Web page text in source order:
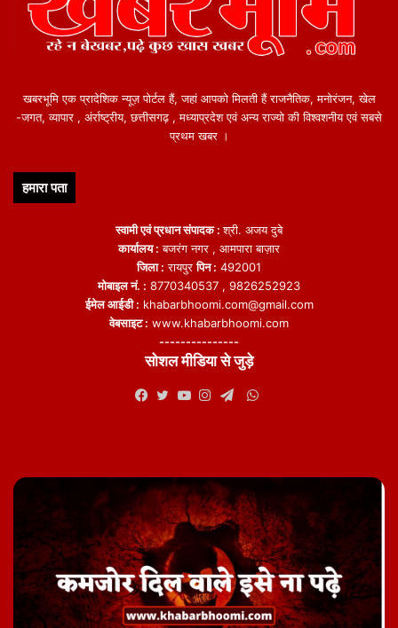
खबरभूमि एक प्रादेशिक न्यूज़ पोर्टल हैं, जहां आपको मिलती हैं राजनैतिक, मनोरंजन, खेल
-जगत, व्यापार , अंर्राष्ट्रीय, छत्तीसगढ़ , मध्याप्रदेश एवं अन्य राज्यो की विश्वशनीय एवं सबसे
प्रथम खबर ।
हमारा पता
स्वामी एवं प्रधान संपादक :श्री. अजय दुबे
कार्यालय : बजरंग नगर , आमपारा बाज़ार
जिला : रायपुरपिन : 492001
मोबाइल नं. : 8770340537 , 9826252923
ईमेल आईडी : khabarbhoomi.com@gmail.com
वेबसाइट : www.khabarbhoomi.com
---------------
सोशल मीडिया से जुड़े
WhatsApp